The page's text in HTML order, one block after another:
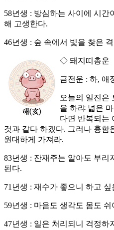
58년생 : 방심하는 사이에 시간
해 고생한다.
46년생 : 숲 속에서 빛을 찾은
◇ 돼지띠총운
금전운 : 하, 애
오늘의 일진은
을 하랴 넓은
다면 반복되는
것과 같다 하겠다. 그러나 흉함
원대하게 가져라.
83년생 : 잔재주는 알아도 부리
된다.
71년생 : 재수가 좋으니 하고
59년생 : 마음도 생각도 몸도 쉬
47년생 : 일은 처리되니 걱정하